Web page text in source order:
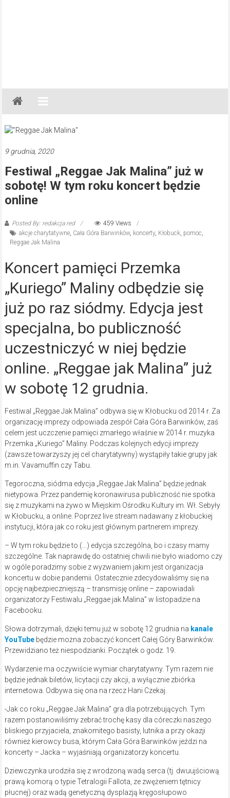
Gazeta
Regionalna
Częstochowa,
Lubliniec,
9 grudnia, 2020
Festiwal „Reggae Jak Malina” już w
sobotę! W tym roku koncert będzie
online
Posted By: redakcja red
459 Views
akcje charytatywne, Cała Góra Barwinków, koncerty, Kłobuck, pomoc,
Reggae Jak Malina
Koncert pamięci Przemka
„Kuriego” Maliny odbędzie się
już po raz siódmy. Edycja jest
specjalna, bo publiczność
uczestniczyć w niej będzie
online. „Reggae jak Malina” już
w sobotę 12 grudnia.
Festiwal „Reggae Jak Malina” odbywa się w Kłobucku od 2014 r. Za
organizację imprezy odpowiada zespół Cała Góra Barwinków, zaś
celem jest uczczenie pamięci zmarłego właśnie w 2014 r. muzyka
Przemka „Kuriego” Maliny. Podczas kolejnych edycji imprezy
(zawsze towarzyszy jej cel charytatywny) wystąpiły takie grupy jak
m.in. Vavamuffin czy Tabu.
Tegoroczna, siódma edycja „Reggae Jak Malina” będzie jednak
nietypowa. Przez pandemię koronawirusa publiczność nie spotka
się z muzykami na żywo w Miejskim Ośrodku Kultury im. Wł. Sebyły
w Kłobucku, a online. Poprzez live stream nadawany z kłobuckiej
instytucji, która jak co roku jest głównym partnerem imprezy.
– W tym roku będzie to (…) edycja szczególna, bo i czasy mamy
szczególne. Tak naprawdę do ostatniej chwili nie było wiadomo czy
w ogóle poradzimy sobie z wyzwaniem jakim jest organizacja
koncertu w dobie pandemii. Ostatecznie zdecydowaliśmy się na
opcję najbezpieczniejszą – transmisję online – zapowiadali
organizatorzy Festiwalu „Reggae jak Malina” w listopadzie na
Facebooku.
Słowa dotrzymali, dzięki temu już w sobotę 12 grudnia na kanale
YouTubebędzie można zobaczyć koncert Całej Góry Barwinków.
Przewidziano też niespodzianki. Początek o godz. 19.
Wydarzenie ma oczywiście wymiar charytatywny. Tym razem nie
będzie jednak biletów, licytacji czy akcji, a wyłącznie zbiórka
internetowa. Odbywa się ona na rzecz Hani Czekaj.
-Jak co roku „Reggae Jak Malina” gra dla potrzebujących. Tym
razem postanowiliśmy zebrać trochę kasy dla córeczki naszego
bliskiego przyjaciela, znakomitego basisty, lutnika a przy okazji
również kierowcy busa, którym Cała Góra Barwinków jeździ na
koncerty – Jacka – wyjaśniają organizatorzy koncertu.
Dziewczynka urodziła się z wrodzoną wadą serca (tj. dwuujściową
prawą komorą o typie Tetralogii Fallota, ze zwężeniem tętnicy
płucnej) oraz wadą genetyczną dysplazją kręgosłupowo